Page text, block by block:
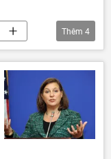
Thêm 4